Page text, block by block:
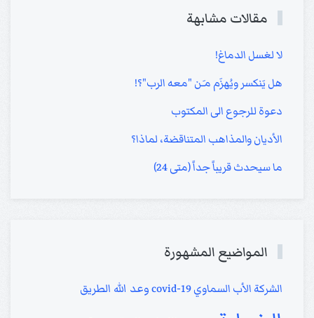
مقالات مشابهة
لا لغسل الدماغ!
هل يَنكسر ويُهزَم مـَن "معه الرب"؟!
دعوة للرجوع الى المكتوب
الأديان والمذاهب المتناقضة، لماذا؟
ما سيحدث قريباً جداً (متى 24)
المواضيع المشهورة
الشركة الأب السماويcovid-19وعد الله الطريق